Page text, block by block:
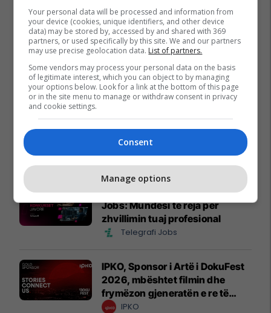
Promo Reklamo këtu
Konkurset e javës në Telegrafi
Jobs: Mundësi të reja për
zhvillimin tuaj profesional
Telegrafi Jobs
IPKO, Sponsor i Artë i DokuFest
2026, mbështet filmin dhe
frymëzon gjeneratën e re të
krijuesve
IPKO
Your personal data will be processed and information from
your device (cookies, unique identifiers, and other device
data) may be stored by, accessed by and shared with 369
partners, or used specifically by this site. We and our partners
may use precise geolocation data. List of partners.
Some vendors may process your personal data on the basis
of legitimate interest, which you can object to by managing
your options below. Look for a link at the bottom of this page
or in the site menu to manage or withdraw consent in privacy
and cookie settings.
Consent
Manage options